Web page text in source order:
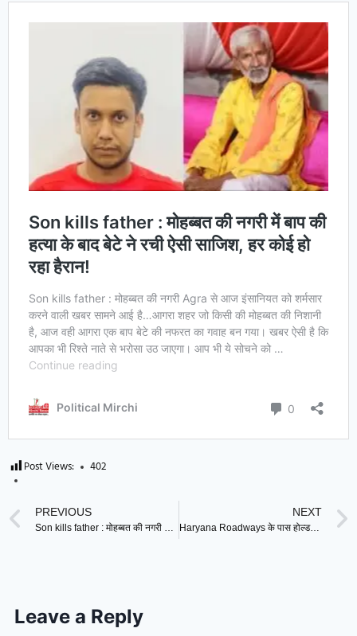
Post Views: 402
PREVIOUS
Son kills father : मोहब्बत की नगरी में बाप की हत्या के बाद बेटे ने रची ऐसी साजिश, हर कोई हो रहा हैरान!
NEXT
Haryana Roadways के पास होल्डर छात्रों को मिला Anil Vij का साथ ! अधिकारियों को दे दिए ये निर्देश
Leave a Reply